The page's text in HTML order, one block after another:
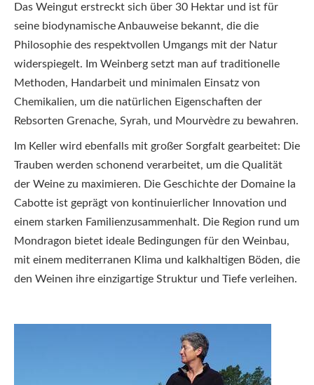
Das Weingut erstreckt sich über 30 Hektar und ist für
seine biodynamische Anbauweise bekannt, die die
Philosophie des respektvollen Umgangs mit der Natur
widerspiegelt. Im Weinberg setzt man auf traditionelle
Methoden, Handarbeit und minimalen Einsatz von
Chemikalien, um die natürlichen Eigenschaften der
Rebsorten Grenache, Syrah, und Mourvèdre zu bewahren.
Im Keller wird ebenfalls mit großer Sorgfalt gearbeitet: Die
Trauben werden schonend verarbeitet, um die Qualität
der Weine zu maximieren. Die Geschichte der Domaine la
Cabotte ist geprägt von kontinuierlicher Innovation und
einem starken Familienzusammenhalt. Die Region rund um
Mondragon bietet ideale Bedingungen für den Weinbau,
mit einem mediterranen Klima und kalkhaltigen Böden, die
den Weinen ihre einzigartige Struktur und Tiefe verleihen.